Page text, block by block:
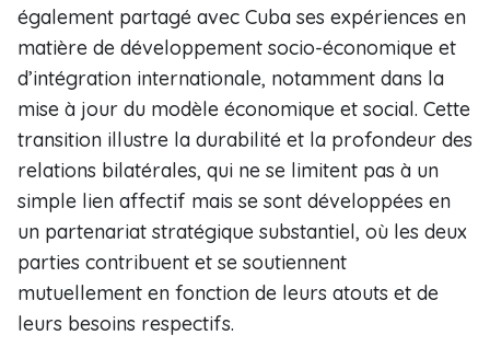
également partagé avec Cuba ses expériences en
matière de développement socio-économique et
d’intégration internationale, notamment dans la
mise à jour du modèle économique et social. Cette
transition illustre la durabilité et la profondeur des
relations bilatérales, qui ne se limitent pas à un
simple lien affectif mais se sont développées en
un partenariat stratégique substantiel, où les deux
parties contribuent et se soutiennent
mutuellement en fonction de leurs atouts et de
leurs besoins respectifs.